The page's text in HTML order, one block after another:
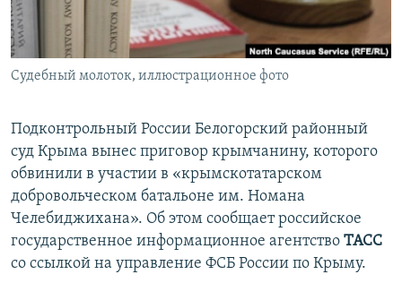
ELIFBE
УКРАИНСКАЯ ПРОБЛЕМА КРЫМА
Все сайты RFE/RL
Судебный молоток, иллюстрационное фото
Подконтрольный России Белогорский районный
суд Крыма вынес приговор крымчанину, которого
обвинили в участии в «крымскотатарском
добровольческом батальоне им. Номана
Челебиджихана». Об этом сообщает российское
государственное информационное агентство ТАСС
со ссылкой на управление ФСБ России по Крыму.